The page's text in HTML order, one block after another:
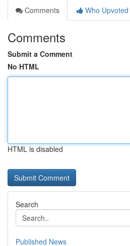
Comments
Who Upvoted
Comments
Submit a Comment
No HTML
HTML is disabled
Search
Published News